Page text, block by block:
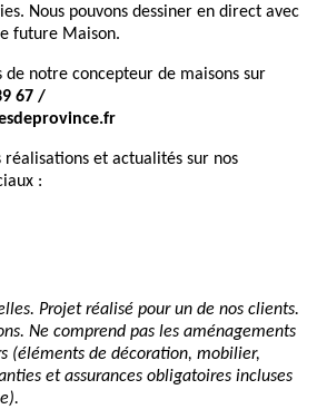
Nous pouvons dessiner en direct avec
future Maison.
de notre concepteur de maisons sur
67 /
réalisations et actualités sur nos
:
Projet réalisé pour un de nos clients.
Ne comprend pas les aménagements
(éléments de décoration, mobilier,
et assurances obligatoires incluses